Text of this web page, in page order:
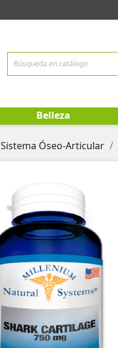
Belleza
Sistema Óseo-Articular